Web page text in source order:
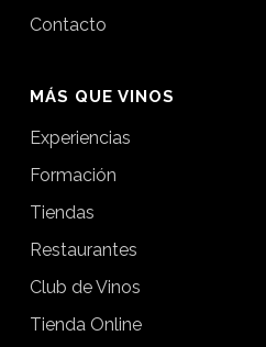
Contacto
MÁS QUE VINOS
Experiencias
Formación
Tiendas
Restaurantes
Club de Vinos
Tienda Online